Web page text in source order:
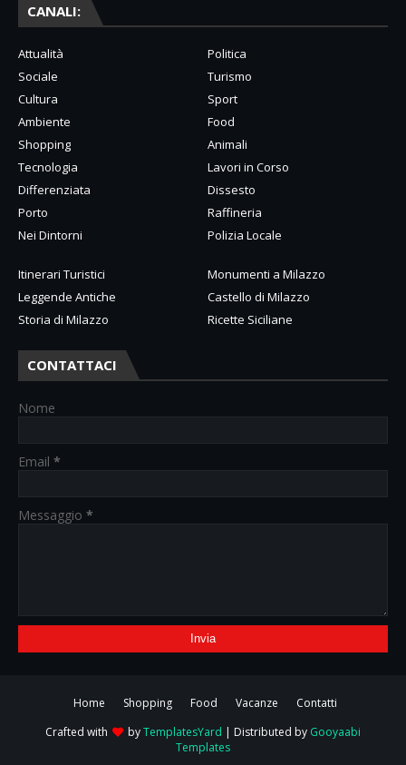
CANALI:
Attualità
Politica
Sociale
Turismo
Cultura
Sport
Ambiente
Food
Shopping
Animali
Tecnologia
Lavori in Corso
Differenziata
Dissesto
Porto
Raffineria
Nei Dintorni
Polizia Locale
Itinerari Turistici
Monumenti a Milazzo
Leggende Antiche
Castello di Milazzo
Storia di Milazzo
Ricette Siciliane
CONTATTACI
Nome
Email *
Messaggio *
Home Shopping Food Vacanze
Contatti
Crafted with
byTemplatesYard | Distributed by Gooyaabi
Templates